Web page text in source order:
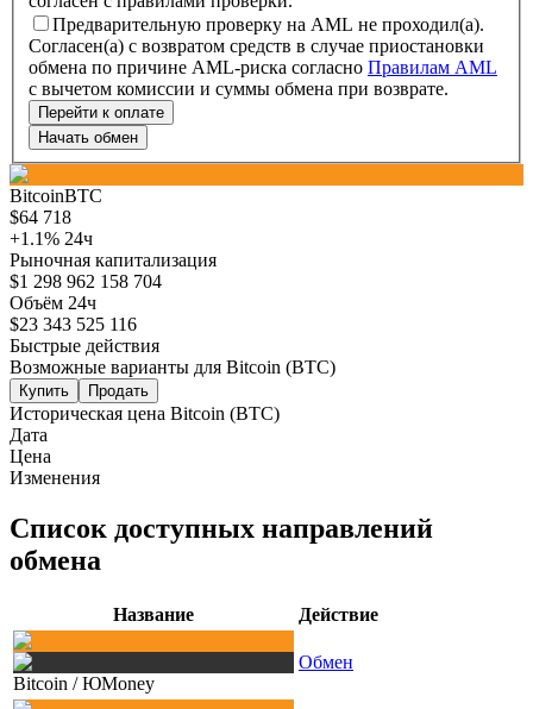
Предварительную проверку на AML не проходил(а).
Согласен(а) с возвратом средств в случае приостановки
обмена по причине AML-риска согласно Правилам AML
с вычетом комиссии и суммы обмена при возврате.
Перейти к оплате
Начать обмен
BitcoinBTC
$64 718
+1.1% 24ч
Рыночная капитализация
$1 298 962 158 704
Объём 24ч
$23 343 525 116
Быстрые действия
Возможные варианты для Bitcoin (BTC)
Купить Продать
Историческая цена Bitcoin (BTC)
Дата
Цена
Изменения
Список доступных направлений
обмена
Название Действие
Bitcoin /ЮMoney
Обмен